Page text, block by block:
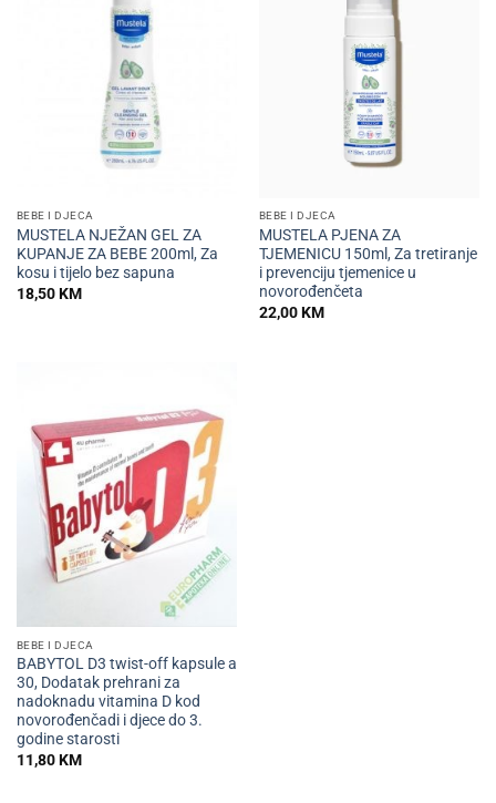
BEBE I DJECA
MUSTELA NJEŽAN GEL ZA
KUPANJE ZA BEBE 200ml, Za
kosu i tijelo bez sapuna
18,50KM
BEBE I DJECA
MUSTELA PJENA ZA
TJEMENICU 150ml, Za tretiranje
i prevenciju tjemenice u
novorođenčeta
22,00KM
BEBE I DJECA
BABYTOL D3 twist-off kapsule a
30, Dodatak prehrani za
nadoknadu vitamina D kod
novorođenčadi i djece do 3.
godine starosti
11,80KM